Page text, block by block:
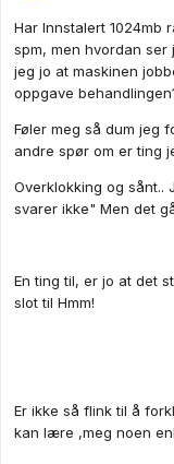
Har Innstalert 1024mb
spm, men hvordan
jeg jo at maskinen
oppgave
Føler meg så dum jeg
andre spør om er ting
Overklokking og sånt..
svarer ikke" Men det
En ting til, er jo at det
slot til Hmm!
Er ikke så flink til å
kan lære ,meg noen